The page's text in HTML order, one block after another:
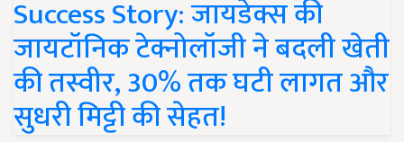
Success Story: जायडेक्स की
जायटॉनिक टेक्नोलॉजी ने बदली खेती
की तस्वीर, 30% तक घटी लागत और
सुधरी मिट्टी की सेहत!